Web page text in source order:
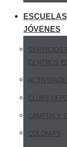
JÓVENES
SERVICIOS
CENTROS
CLUBS
CAMPUS Y
COLONIAS